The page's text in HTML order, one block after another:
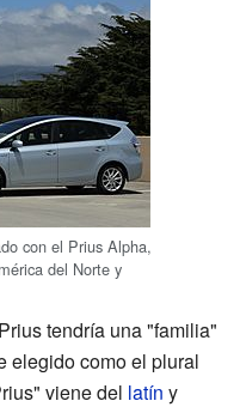
con el Prius Alpha,
del Norte y
tendría una "familia"
elegido como el plural
viene del latín y